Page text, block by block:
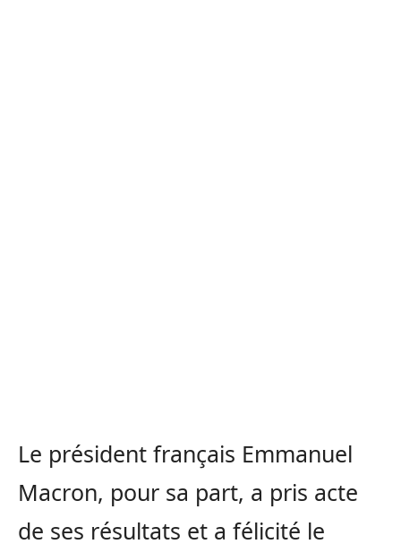
Le président français Emmanuel
Macron, pour sa part, a pris acte
de ses résultats et a félicité le